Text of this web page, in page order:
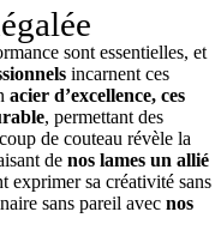
sont essentielles, et
incarnent ces
acier d’excellence, ces
, permettant des
de couteau révèle la
de nos lames un allié
exprimer sa créativité sans
sans pareil avec nos